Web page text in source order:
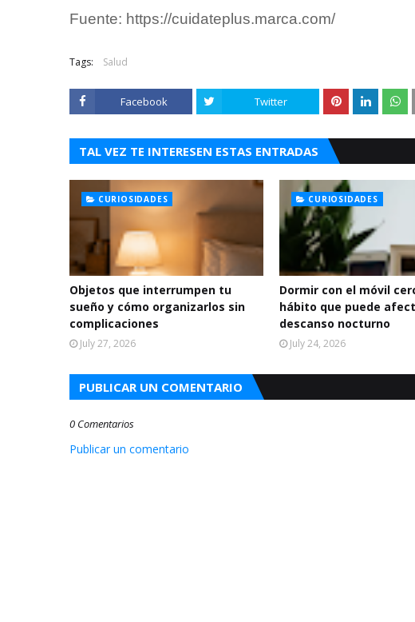
Fuente: https://cuidateplus.marca.com/
Tags: Salud
Facebook Twitter
TAL VEZ TE INTERESEN ESTAS ENTRADAS
CURIOSIDADES
Objetos que interrumpen tu
sueño y cómo organizarlos sin
complicaciones
July 27, 2026
CURIOSIDADES
Dormir con el móvil
hábito que puede
descanso nocturno
July 24, 2026
PUBLICAR UN COMENTARIO
0 Comentarios
Publicar un comentario